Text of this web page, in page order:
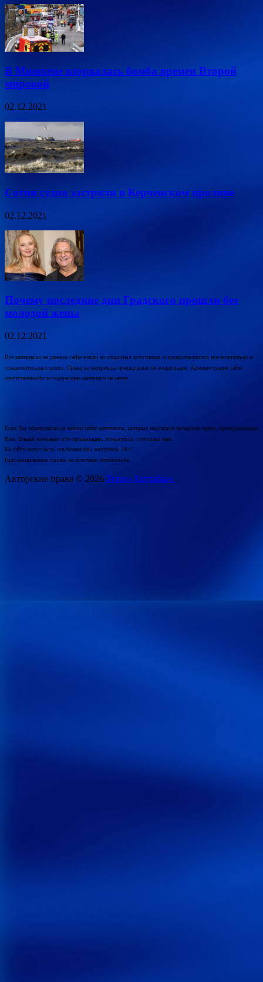
В Мюнхене взорвалась бомба времен Второй
мировой
02.12.2021
Сотни судов застряли в Керченском проливе
02.12.2021
Почему последние дни Градского прошли без
молодой жены
02.12.2021
Все материалы на данном сайте взяты из открытых источников и предоставляются исключительно в
ознакомительных целях. Права на материалы принадлежат их владельцам. Администрация сайта
ответственности за содержание материала не несет.
Если Вы обнаружили на нашем сайте материалы, которые нарушают авторские права, принадлежащие
Вам, Вашей компании или организации, пожалуйста, сообщите нам.
На сайте могут быть опубликованы материалы 18+!
При цитировании ссылка на источник обязательна.
Авторские права © 2026 Техно-Хоттабыч..